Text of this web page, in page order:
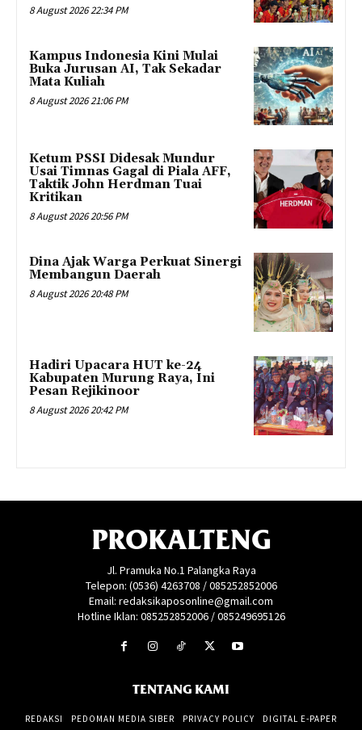
8 August 2026 22:34 PM
Kampus Indonesia Kini Mulai
Buka Jurusan AI, Tak Sekadar
Mata Kuliah
8 August 2026 21:06 PM
Ketum PSSI Didesak Mundur
Usai Timnas Gagal di Piala AFF,
Taktik John Herdman Tuai
Kritikan
8 August 2026 20:56 PM
Dina Ajak Warga Perkuat Sinergi
Membangun Daerah
8 August 2026 20:48 PM
Hadiri Upacara HUT ke-24
Kabupaten Murung Raya, Ini
Pesan Rejikinoor
8 August 2026 20:42 PM
PROKALTENG
Jl. Pramuka No.1 Palangka Raya
Telepon: (0536) 4263708 / 085252852006
Email: redaksikaposonline@gmail.com
Hotline Iklan: 085252852006 / 085249695126
TENTANG KAMI
REDAKSI PEDOMAN MEDIA SIBER PRIVACY POLICY DIGITAL E-PAPER